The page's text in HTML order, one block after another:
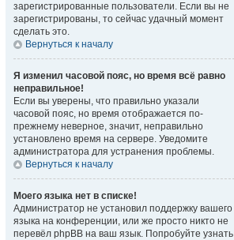
зарегистрированные пользователи. Если вы не
зарегистрированы, то сейчас удачный момент
сделать это.
Вернуться к началу
Я изменил часовой пояс, но время всё равно
неправильное!
Если вы уверены, что правильно указали
часовой пояс, но время отображается по-
прежнему неверное, значит, неправильно
установлено время на сервере. Уведомите
администратора для устранения проблемы.
Вернуться к началу
Моего языка нет в списке!
Администратор не установил поддержку вашего
языка на конференции, или же просто никто не
перевёл phpBB на ваш язык. Попробуйте узнать